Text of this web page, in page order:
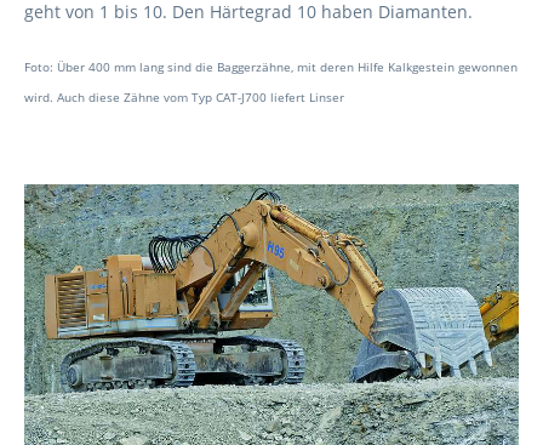
geht von 1 bis 10. Den Härtegrad 10 haben Diamanten.
Foto: Über 400 mm lang sind die Baggerzähne, mit deren Hilfe Kalkgestein gewonnen
wird. Auch diese Zähne vom Typ CAT-J700 liefert Linser